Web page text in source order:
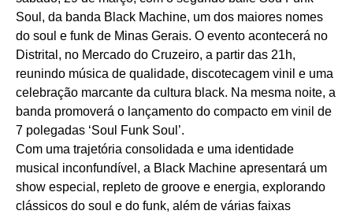
Soul, da banda Black Machine, um dos maiores nomes
do soul e funk de Minas Gerais. O evento acontecerá no
Distrital, no Mercado do Cruzeiro, a partir das 21h,
reunindo música de qualidade, discotecagem vinil e uma
celebração marcante da cultura black. Na mesma noite, a
banda promoverá o lançamento do compacto em vinil de
7 polegadas ‘Soul Funk Soul’.
Com uma trajetória consolidada e uma identidade
musical inconfundível, a Black Machine apresentará um
show especial, repleto de groove e energia, explorando
clássicos do soul e do funk, além de várias faixas